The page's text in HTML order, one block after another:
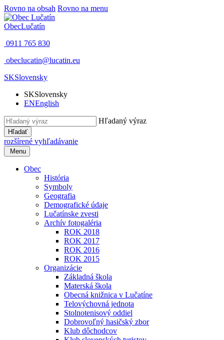
Rovno na obsah Rovno na menu
ObecLučatín
0911 765 830
obeclucatin@lucatin.eu
SKSlovensky
SKSlovensky
ENEnglish
Hľadaný výraz
Hľadať
rozšírené vyhľadávanie
Menu
Obec
História
Symboly
Geografia
Demografické údaje
Lučatínske zvesti
Archív fotogaléria
ROK 2018
ROK 2017
ROK 2016
ROK 2015
Organizácie
Základná škola
Materská škola
Obecná knižnica v Lučatíne
Telovýchovná jednota
Stolnotenisový oddiel
Dobrovoľný hasičský zbor
Klub dôchodcov